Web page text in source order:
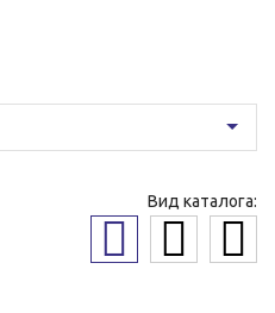
Вид каталога: